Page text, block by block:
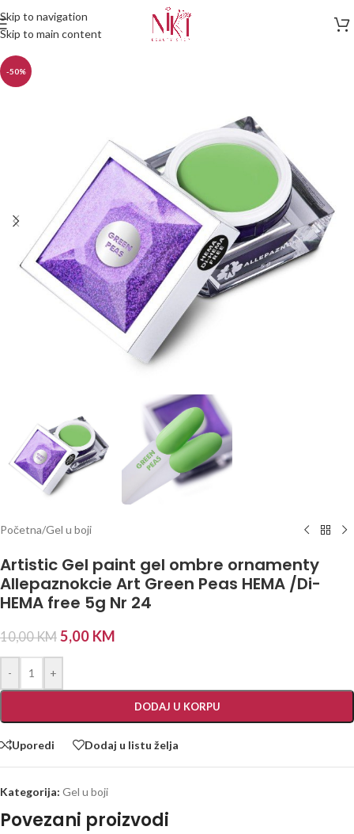
Skip to navigation
Skip to main content
-50%
Početna/Gel u boji
Artistic Gel paint gel ombre ornamenty
Allepaznokcie Art Green Peas HEMA /Di-
HEMA free 5g Nr 24
10,00KM 5,00 KM
- +
DODAJ U KORPU
Uporedi Dodaj u listu želja
Kategorija: Gel u boji
Povezani proizvodi